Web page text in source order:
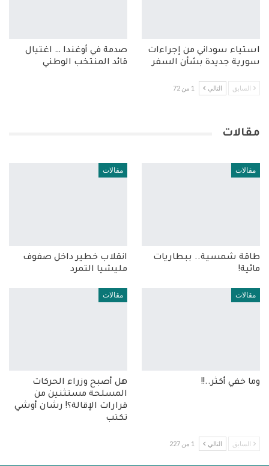
استياء سوداني من إجراءات
سورية جديدة بشأن السفر
صدمة في أوغندا … اغتيال
قائد المنتخب الوطني
السابق التالي 1 من 72
مقالات
مقالات
طاقة شمسية.. ببطاريات
مائية!
مقالات
انقلاب خطير داخل صفوف
مليشيا التمرد
مقالات
وما خفي أكثر..!!
مقالات
هل أصبح وزراء الحركات
المسلحة مستثنين من
قرارات الإقالة؟! رشان أوشي
تكتب
السابق التالي 1 من 227